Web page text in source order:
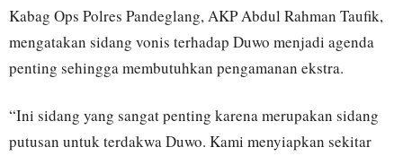
Kabag Ops Polres Pandeglang, AKP Abdul Rahman Taufik,
mengatakan sidang vonis terhadap Duwo menjadi agenda
penting sehingga membutuhkan pengamanan ekstra.
“Ini sidang yang sangat penting karena merupakan sidang
putusan untuk terdakwa Duwo. Kami menyiapkan sekitar